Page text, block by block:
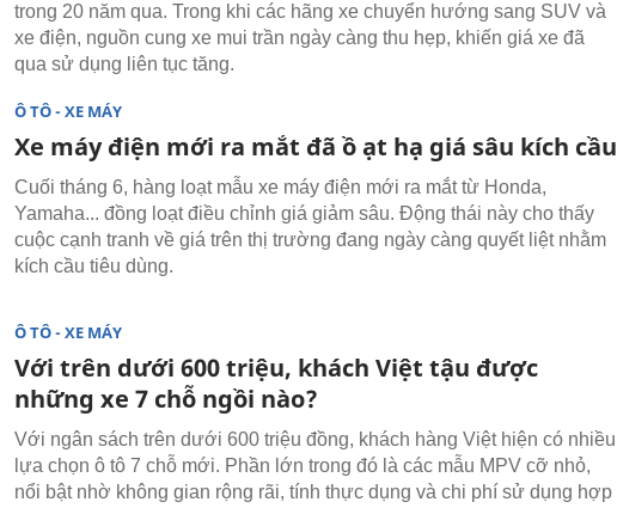
trong 20 năm qua. Trong khi các hãng xe chuyển hướng sang SUV và
xe điện, nguồn cung xe mui trần ngày càng thu hẹp, khiến giá xe đã
qua sử dụng liên tục tăng.
Ô TÔ - XE MÁY
Xe máy điện mới ra mắt đã ồ ạt hạ giá sâu kích cầu
Cuối tháng 6, hàng loạt mẫu xe máy điện mới ra mắt từ Honda,
Yamaha... đồng loạt điều chỉnh giá giảm sâu. Động thái này cho thấy
cuộc cạnh tranh về giá trên thị trường đang ngày càng quyết liệt nhằm
kích cầu tiêu dùng.
Ô TÔ - XE MÁY
Với trên dưới 600 triệu, khách Việt tậu được
những xe 7 chỗ ngồi nào?
Với ngân sách trên dưới 600 triệu đồng, khách hàng Việt hiện có nhiều
lựa chọn ô tô 7 chỗ mới. Phần lớn trong đó là các mẫu MPV cỡ nhỏ,
nổi bật nhờ không gian rộng rãi, tính thực dụng và chi phí sử dụng hợp